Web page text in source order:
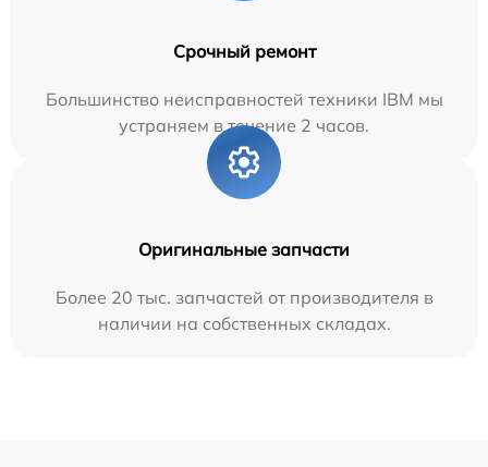
Срочный ремонт
Большинство неисправностей техники IBM мы
устраняем в течение 2 часов.
Оригинальные запчасти
Более 20 тыс. запчастей от производителя в
наличии на собственных складах.